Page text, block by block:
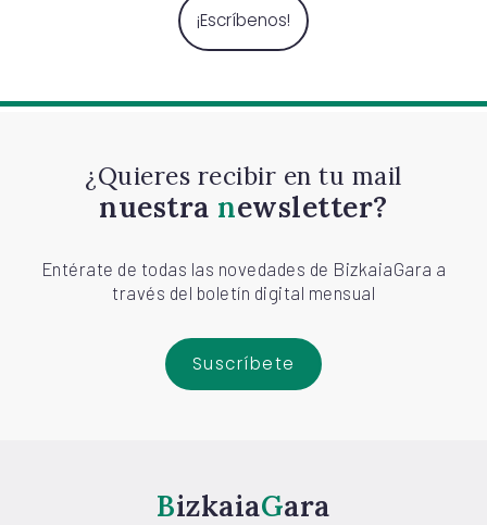
¡Escríbenos!
¿Quieres recibir en tu mail
nuestra newsletter?
Entérate de todas las novedades de BizkaiaGara a
través del boletín digital mensual
Suscríbete
Bizkaia Gara